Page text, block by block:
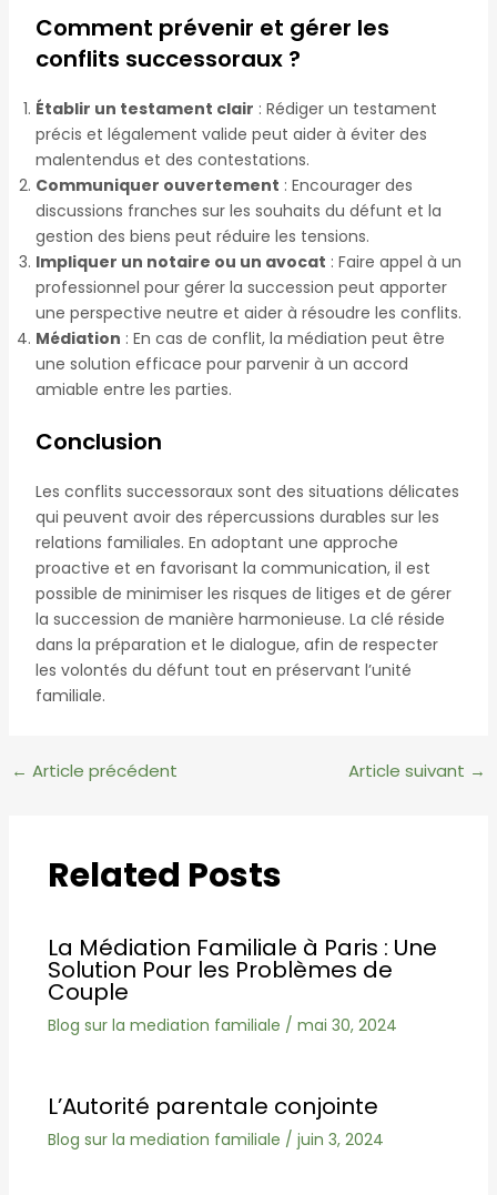
Comment prévenir et gérer les
conflits successoraux ?
Établir un testament clair : Rédiger un testament
précis et légalement valide peut aider à éviter des
malentendus et des contestations.
Communiquer ouvertement : Encourager des
discussions franches sur les souhaits du défunt et la
gestion des biens peut réduire les tensions.
Impliquer un notaire ou un avocat : Faire appel à un
professionnel pour gérer la succession peut apporter
une perspective neutre et aider à résoudre les conflits.
Médiation : En cas de conflit, la médiation peut être
une solution efficace pour parvenir à un accord
amiable entre les parties.
Conclusion
Les conflits successoraux sont des situations délicates
qui peuvent avoir des répercussions durables sur les
relations familiales. En adoptant une approche
proactive et en favorisant la communication, il est
possible de minimiser les risques de litiges et de gérer
la succession de manière harmonieuse. La clé réside
dans la préparation et le dialogue, afin de respecter
les volontés du défunt tout en préservant l’unité
familiale.
Navigation
← Article précédent Article suivant →
Related Posts
La Médiation Familiale à Paris : Une
Solution Pour les Problèmes de
Couple
Blog sur la mediation familiale / mai 30, 2024
L’Autorité parentale conjointe
Blog sur la mediation familiale / juin 3, 2024